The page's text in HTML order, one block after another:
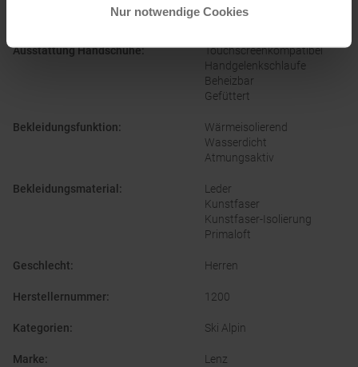
Nur notwendige Cookies
PRODUKTEIGENSCHAFTEN:
Ausstattung Handschuhe:
Touchscreenkompatibel
Handgelenkschlaufe
Beheizbar
Gefüttert
Bekleidungsfunktion:
Wärmeisolierend
Wasserdicht
Atmungsaktiv
Bekleidungsmaterial :
Leder
Kunstfaser
Kunstfaser-Isolierung
Primaloft
Geschlecht: Herren
Herstellernummer: 1200
Kategorien: Ski Alpin
Marke: Lenz